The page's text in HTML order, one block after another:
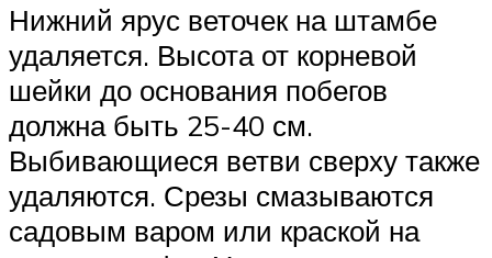
Нижний ярус веточек на штамбе
удаляется. Высота от корневой
шейки до основания побегов
должна быть 25-40 см.
Выбивающиеся ветви сверху также
удаляются. Срезы смазываются
садовым варом или краской на